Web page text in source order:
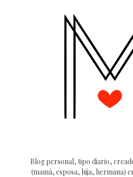
Blog personal, tipo diario,
(mamá, esposa, hija, hermana)